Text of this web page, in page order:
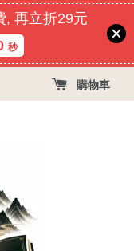
, 再立折29元
秒
購物車